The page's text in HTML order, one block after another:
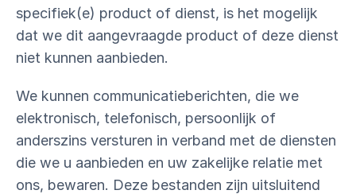
specifiek(e) product of dienst, is het mogelijk
dat we dit aangevraagde product of deze dienst
niet kunnen aanbieden.
We kunnen communicatieberichten, die we
elektronisch, telefonisch, persoonlijk of
anderszins versturen in verband met de diensten
die we u aanbieden en uw zakelijke relatie met
ons, bewaren. Deze bestanden zijn uitsluitend